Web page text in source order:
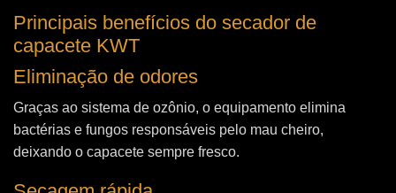
Principais benefícios do secador de
capacete KWT
Eliminação de odores
Graças ao sistema de ozônio, o equipamento elimina
bactérias e fungos responsáveis pelo mau cheiro,
deixando o capacete sempre fresco.